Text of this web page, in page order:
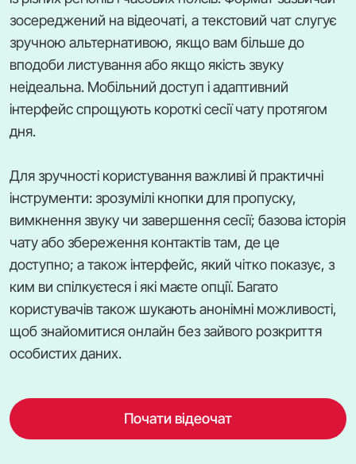
зосереджений на відеочаті, а текстовий чат слугує
зручною альтернативою, якщо вам більше до
вподоби листування або якщо якість звуку
неідеальна. Мобільний доступ і адаптивний
інтерфейс спрощують короткі сесії чату протягом
дня.
Для зручності користування важливі й практичні
інструменти: зрозумілі кнопки для пропуску,
вимкнення звуку чи завершення сесії; базова історія
чату або збереження контактів там, де це
доступно; а також інтерфейс, який чітко показує, з
ким ви спілкуєтеся і які маєте опції. Багато
користувачів також шукають анонімні можливості,
щоб знайомитися онлайн без зайвого розкриття
особистих даних.
Почати відеочат